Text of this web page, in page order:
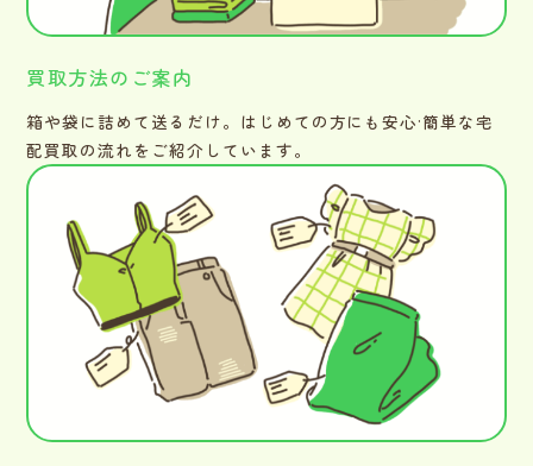
買取方法のご案内
箱や袋に詰めて送るだけ。はじめての方にも安心·簡単な宅
配買取の流れをご紹介しています。